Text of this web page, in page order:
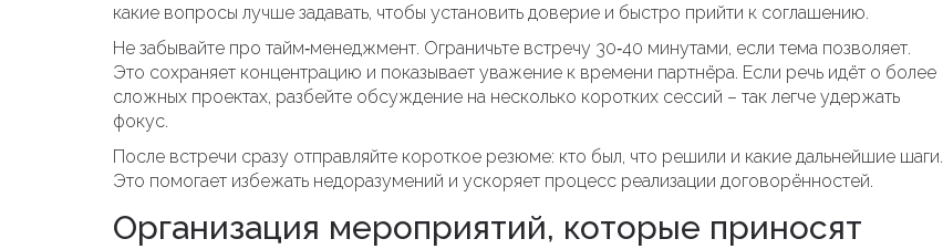
какие вопросы лучше задавать, чтобы установить доверие и быстро прийти к соглашению.
Не забывайте про тайм‑менеджмент. Ограничьте встречу 30‑40 минутами, если тема позволяет.
Это сохраняет концентрацию и показывает уважение к времени партнёра. Если речь идёт о более
сложных проектах, разбейте обсуждение на несколько коротких сессий – так легче удержать
фокус.
После встречи сразу отправляйте короткое резюме: кто был, что решили и какие дальнейшие шаги.
Это помогает избежать недоразумений и ускоряет процесс реализации договорённостей.
Организация мероприятий, которые приносят